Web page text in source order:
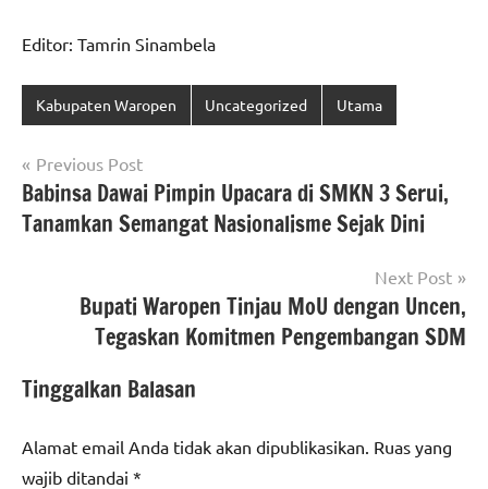
Editor: Tamrin Sinambela
Kabupaten Waropen Uncategorized Utama
Navigasi
pos
Previous Post
Babinsa Dawai Pimpin Upacara di SMKN 3 Serui,
Tanamkan Semangat Nasionalisme Sejak Dini
Next Post
Bupati Waropen Tinjau MoU dengan Uncen,
Tegaskan Komitmen Pengembangan SDM
Tinggalkan Balasan
Alamat email Anda tidak akan dipublikasikan. Ruas yang
wajib ditandai *